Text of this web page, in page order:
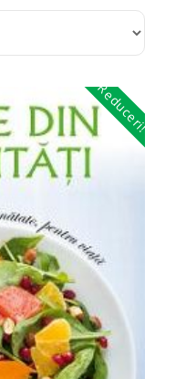
Reduceri!